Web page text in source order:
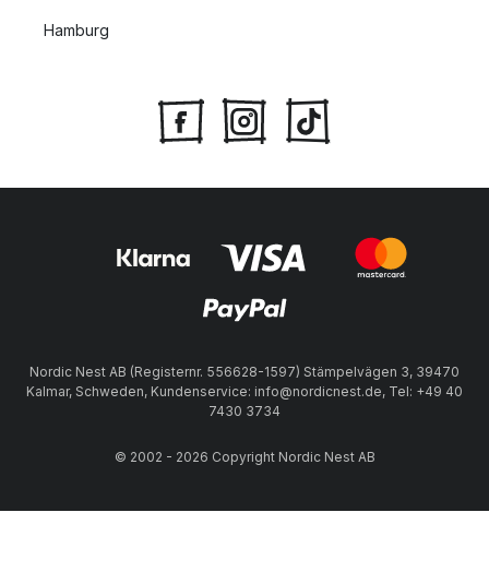
Hamburg
Nordic Nest AB (Registernr. 556628-1597) Stämpelvägen 3, 39470
Kalmar, Schweden, Kundenservice: info@nordicnest.de, Tel: +49 40
7430 3734
© 2002 - 2026 Copyright Nordic Nest AB